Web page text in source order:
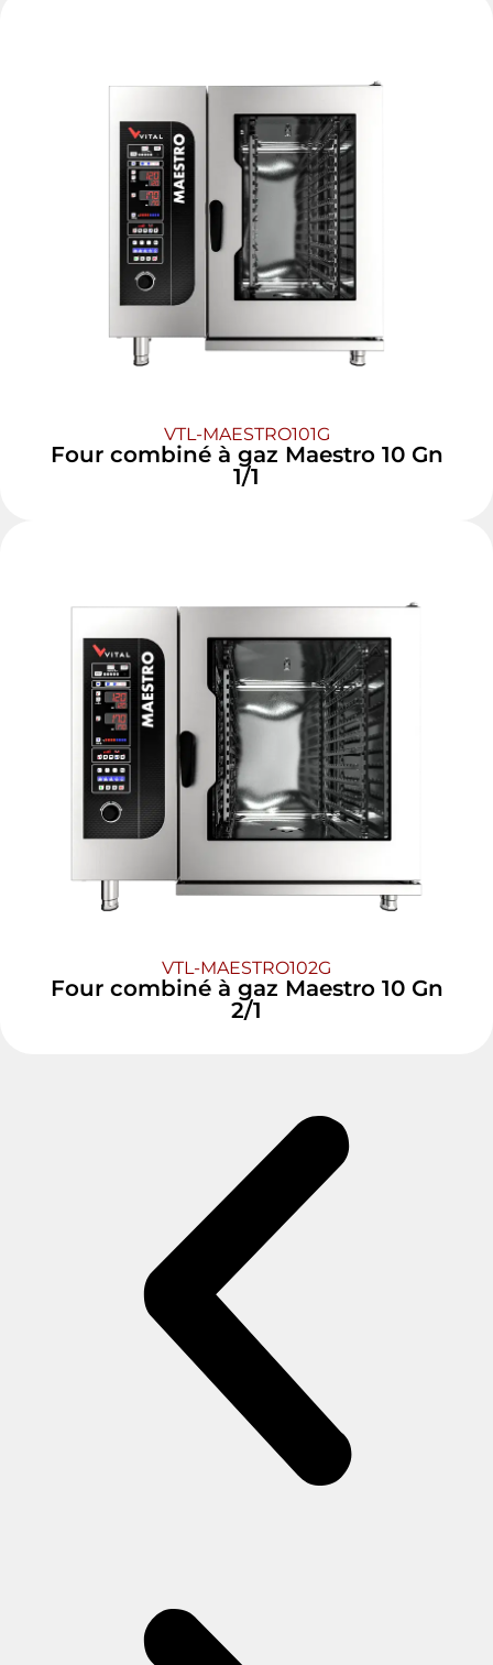
VTL-MAESTRO101G
Four combiné à gaz Maestro 10 Gn
1/1
VTL-MAESTRO102G
Four combiné à gaz Maestro 10 Gn
2/1